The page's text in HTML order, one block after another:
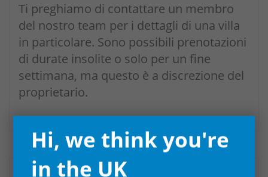
Ti preghiamo di contattare un membro
del nostro team per i dettagli di una villa
in particolare. Sono possibili prenotazioni
di durate insolite o solo per un fine
settimana, ma questo è a discrezione del
proprietario.
SERVIZI
Hi, we think you're
in the UK